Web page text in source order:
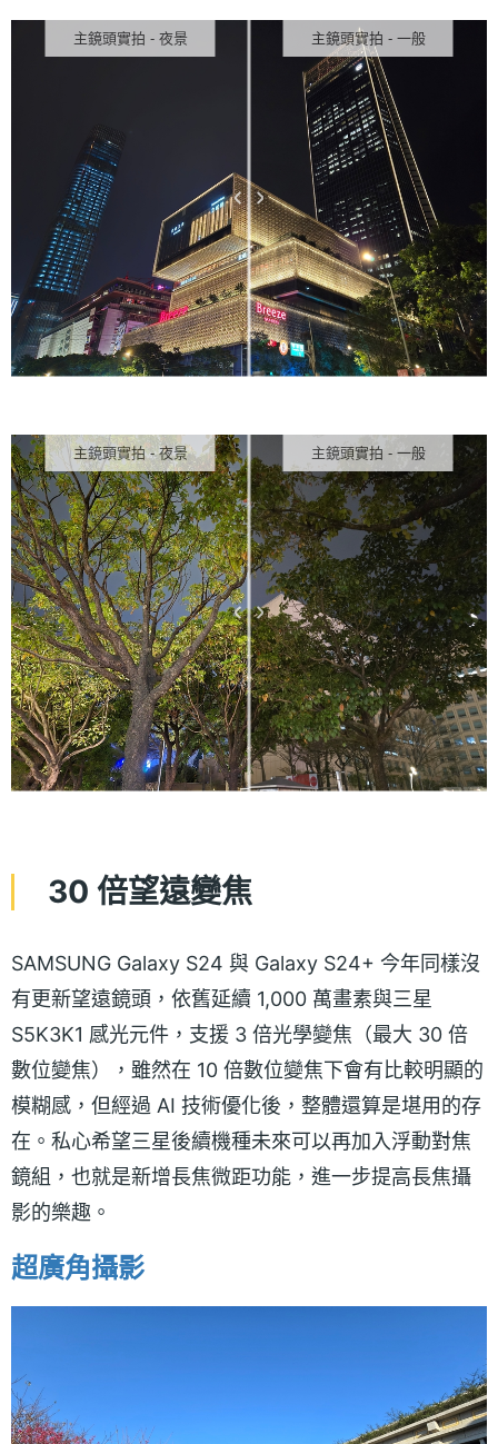
主鏡頭實拍 - 夜景 主鏡頭實拍 - 一般
主鏡頭實拍 - 夜景 主鏡頭實拍 - 一般
30 倍望遠變焦
SAMSUNG Galaxy S24 與 Galaxy S24+ 今年同樣沒
有更新望遠鏡頭，依舊延續 1,000 萬畫素與三星
S5K3K1 感光元件，支援 3 倍光學變焦（最大 30 倍
數位變焦），雖然在 10 倍數位變焦下會有比較明顯的
模糊感，但經過 AI 技術優化後，整體還算是堪用的存
在。私心希望三星後續機種未來可以再加入浮動對焦
鏡組，也就是新增長焦微距功能，進一步提高長焦攝
影的樂趣。
超廣角攝影